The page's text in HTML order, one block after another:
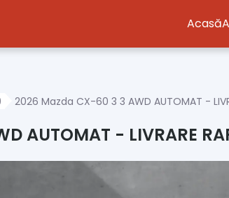
Acasă
2026 Mazda CX-60 3 3 AWD AUTOMAT -
AUTOMAT - LIVRARE